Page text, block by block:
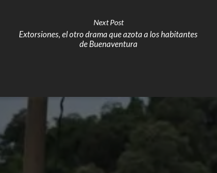
Next Post
Extorsiones, el otro drama que azota a los habitantes
de Buenaventura